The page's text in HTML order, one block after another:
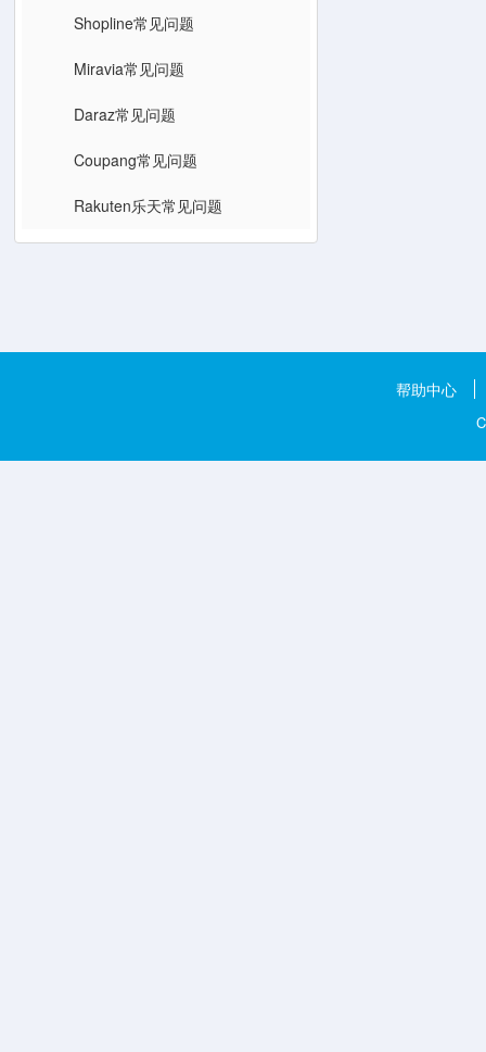
Shopline常见问题
Miravia常见问题
Daraz常见问题
Coupang常见问题
Rakuten乐天常见问题
帮助中心